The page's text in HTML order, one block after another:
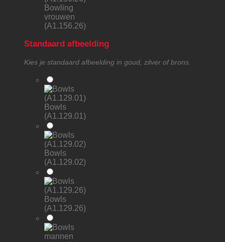
Bowling
vrouwen
(A1.156.26)
Standaard afbeelding
Kies je standaard afbeelding in goud, zilver of brons.
Bowls
(A1.129.01)
Bowls
(A1.129.02)
Bowls
(A1.129.26)